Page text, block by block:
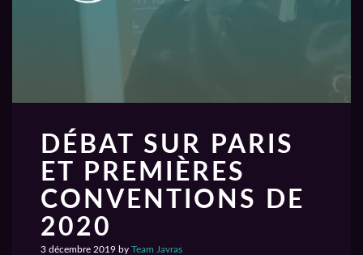
DÉBAT SUR PARIS
ET PREMIÈRES
CONVENTIONS DE
2020
3 décembre 2019 by Team Javras